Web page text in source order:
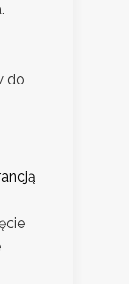
do